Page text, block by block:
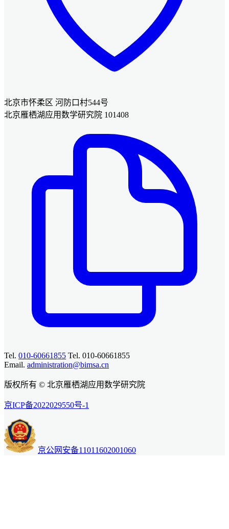
北京市怀柔区 河防口村544号
北京雁栖湖应用数学研究院 101408
Tel. 010-60661855 Tel. 010-60661855
Email. administration@bimsa.cn
版权所有 © 北京雁栖湖应用数学研究院
京ICP备2022029550号-1
京公网安备11011602001060